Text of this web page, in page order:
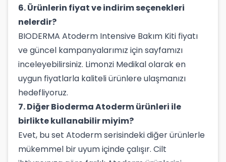
6. Ürünlerin fiyat ve indirim seçenekleri
nelerdir?
BIODERMA Atoderm Intensive Bakım Kiti fiyatı
ve güncel kampanyalarımız için sayfamızı
inceleyebilirsiniz. Limonzi Medikal olarak en
uygun fiyatlarla kaliteli ürünlere ulaşmanızı
hedefliyoruz.
7. Diğer Bioderma Atoderm ürünleri ile
birlikte kullanabilir miyim?
Evet, bu set Atoderm serisindeki diğer ürünlerle
mükemmel bir uyum içinde çalışır. Cilt